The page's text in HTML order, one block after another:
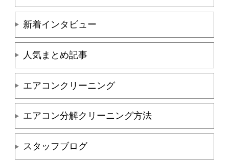
新着インタビュー
人気まとめ記事
エアコンクリーニング
エアコン分解クリーニング方法
スタッフブログ